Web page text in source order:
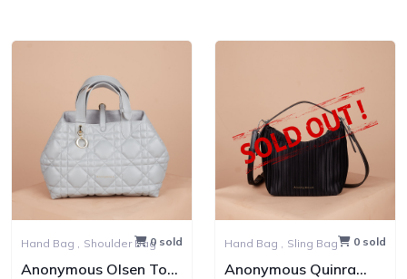
0 sold
Shoulder Bag
Anonymous Olsen Tote
0 sold
Sling Bag
Anonymous Quinra